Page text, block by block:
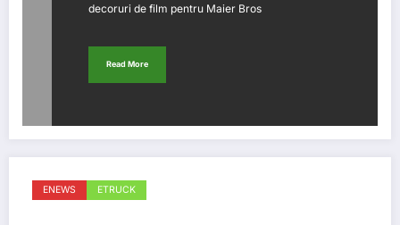
decoruri de film pentru Maier Bros
Read More
ENEWS ETRUCK